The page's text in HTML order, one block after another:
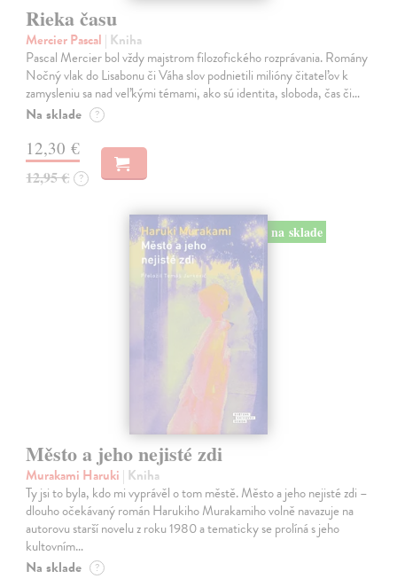
Rieka času
Mercier Pascal | Kniha
Pascal Mercier bol vždy majstrom filozofického rozprávania. Romány
Nočný vlak do Lisabonu či Váha slov podnietili milióny čitateľov k
zamysleniu sa nad veľkými témami, ako sú identita, sloboda, čas či…
Na sklade ?
12,30 €
12,95 € ?
na sklade
Město a jeho nejisté zdi
Murakami Haruki | Kniha
Ty jsi to byla, kdo mi vyprávěl o tom městě. Město a jeho nejisté zdi –
dlouho očekávaný román Harukiho Murakamiho volně navazuje na
autorovu starší novelu z roku 1980 a tematicky se prolíná s jeho
kultovním…
Na sklade ?